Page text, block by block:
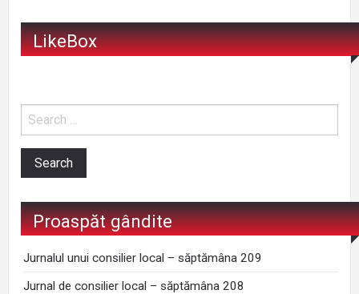
LikeBox
Proaspăt gândite
Jurnalul unui consilier local – săptămâna 209
Jurnal de consilier local – săptămâna 208